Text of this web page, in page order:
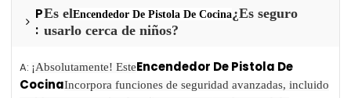
P
:
Es elEncendedor De Pistola De Cocina¿Es seguro
usarlo cerca de niños?
A: ¡Absolutamente! EsteEncendedor De Pistola De
CocinaIncorpora funciones de seguridad avanzadas, incluido